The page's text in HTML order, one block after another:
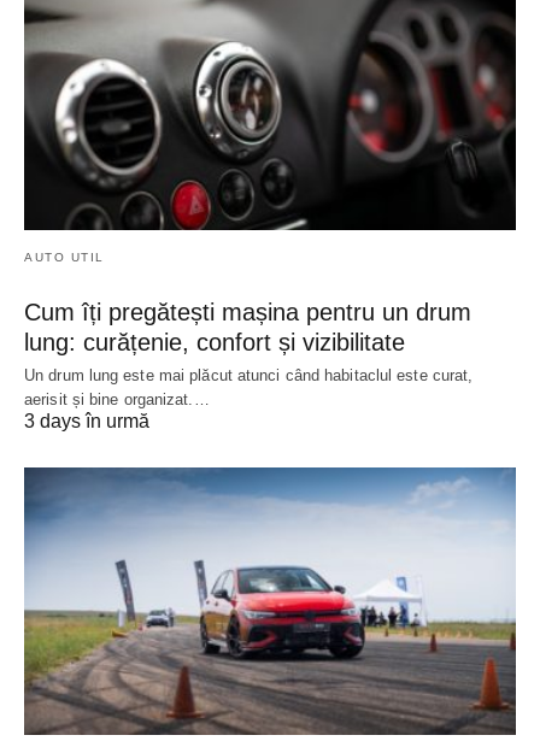
AUTO UTIL
Cum îți pregătești mașina pentru un drum
lung: curățenie, confort și vizibilitate
Un drum lung este mai plăcut atunci când habitaclul este curat,
aerisit și bine organizat.…
3 days în urmă